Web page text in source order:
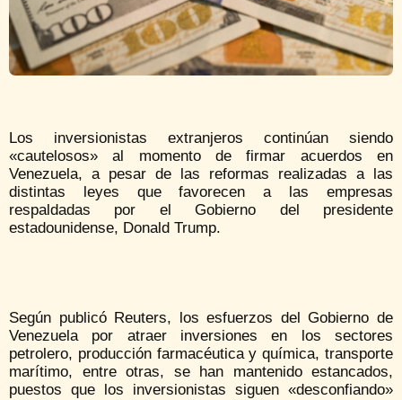
Los inversionistas extranjeros continúan siendo
«cautelosos» al momento de firmar acuerdos en
Venezuela, a pesar de las reformas realizadas a las
distintas leyes que favorecen a las empresas
respaldadas por el Gobierno del presidente
estadounidense, Donald Trump.
Según publicó Reuters, los esfuerzos del Gobierno de
Venezuela por atraer inversiones en los sectores
petrolero, producción farmacéutica y química, transporte
marítimo, entre otras, se han mantenido estancados,
puestos que los inversionistas siguen «desconfiando»